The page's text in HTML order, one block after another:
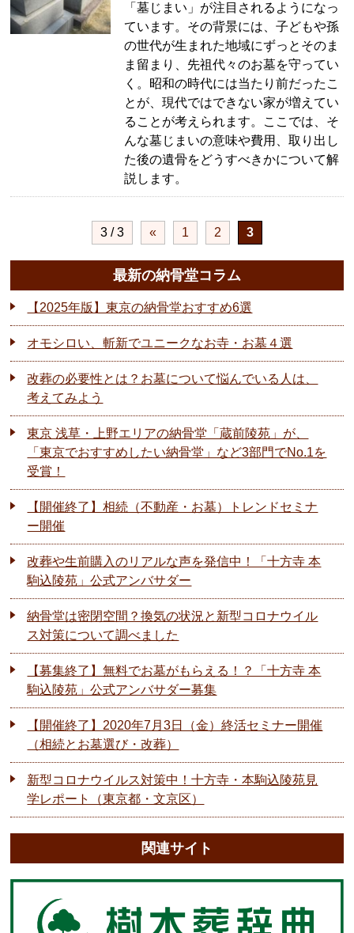
「墓じまい」が注目されるようになっ
ています。その背景には、子どもや孫
の世代が生まれた地域にずっとそのま
ま留まり、先祖代々のお墓を守ってい
く。昭和の時代には当たり前だったこ
とが、現代ではできない家が増えてい
ることが考えられます。ここでは、そ
んな墓じまいの意味や費用、取り出し
た後の遺骨をどうすべきかについて解
説します。
3 / 3 « 1 2 3
最新の納骨堂コラム
【2025年版】東京の納骨堂おすすめ6選
オモシロい、斬新でユニークなお寺・お墓４選
改葬の必要性とは？お墓について悩んでいる人は、
考えてみよう
東京 浅草・上野エリアの納骨堂「蔵前陵苑」が、
「東京でおすすめしたい納骨堂」など3部門でNo.1を
受賞！
【開催終了】相続（不動産・お墓）トレンドセミナ
ー開催
改葬や生前購入のリアルな声を発信中！「十方寺 本
駒込陵苑」公式アンバサダー
納骨堂は密閉空間？換気の状況と新型コロナウイル
ス対策について調べました
【募集終了】無料でお墓がもらえる！？「十方寺 本
駒込陵苑」公式アンバサダー募集
【開催終了】2020年7月3日（金）終活セミナー開催
（相続とお墓選び・改葬）
新型コロナウイルス対策中！十方寺・本駒込陵苑見
学レポート（東京都・文京区）
関連サイト